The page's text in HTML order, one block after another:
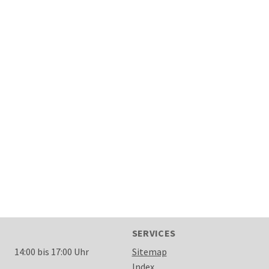
14:00 bis 17:00 Uhr
SERVICES
Sitemap